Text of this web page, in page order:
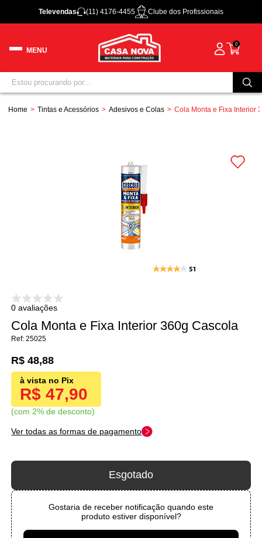
Televendas (11) 4176-4455 Clube dos Profissionais
0
Home Tintas e Acessórios Adesivos e Colas Cola Monta e Fixa Interior
0 avaliações
Cola Monta e Fixa Interior 360g Cascola
25025
R$ 47,90
com 2% de desconto
R$ 48,88
Ver todas as formas de pagamento
Esgotado
Gostaria de receber notificação quando este
produto estiver disponível?